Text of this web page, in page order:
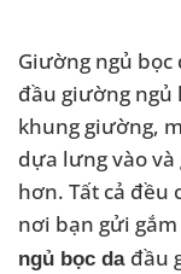
Giường ngủ
đầu giường ngủ
khung giường,
dựa lưng vào
hơn. Tất cả đều
nơi bạn gửi
ngủ bọc da đầu